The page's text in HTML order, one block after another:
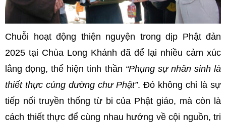
Chuỗi hoạt động thiện nguyện trong dịp Phật đản
2025 tại Chùa Long Khánh đã để lại nhiều cảm xúc
lắng đọng, thể hiện tinh thần “Phụng sự nhân sinh là
thiết thực cúng dường chư Phật”. Đó không chỉ là sự
tiếp nối truyền thống từ bi của Phật giáo, mà còn là
cách thiết thực để cùng nhau hướng về cội nguồn, tri